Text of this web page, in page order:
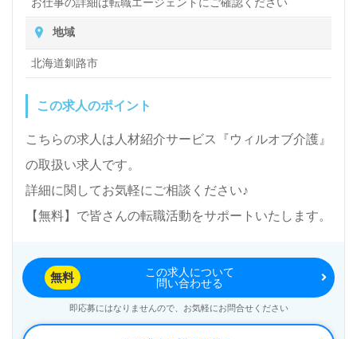
地域
北海道釧路市
この求人のポイント
こちらの求人は人材紹介サービス『ウィルオブ介護』
の取扱い求人です。
詳細に関してお気軽にご相談ください♪
【無料】で皆さんの転職活動をサポートいたします。
無料
この求人について
問い合わせる
即応募にはなりませんので、お気軽にお問合せください